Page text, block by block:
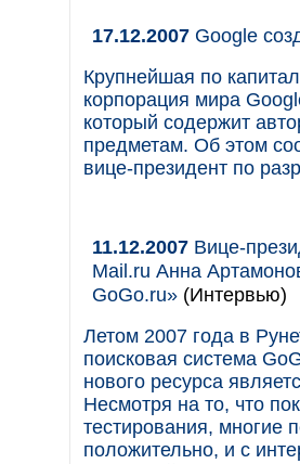
17.12.2007 Google
Крупнейшая по
корпорация мира
который содержит
предметам. Об этом
вице-президент по
11.12.2007 Вице-
Mail.ru Анна
GoGo.ru» (Интервью)
Летом 2007 года в
поисковая система
нового ресурса
Несмотря на то, что
тестирования, многие
положительно, и с